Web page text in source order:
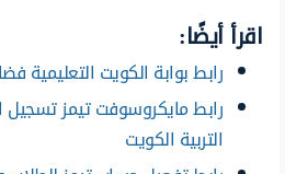
اقرأ أيضًا:
رابط بوابة الكويت التعليمية
رابط مايكروسوفت تيمز تسجيل
التربية الكويت